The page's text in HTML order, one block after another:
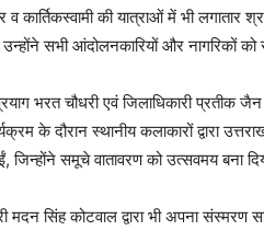
कार्तिकस्वामी की यात्राओं में भी
उन्होंने सभी आंदोलनकारियों और नागरिकों
भरत चौधरी एवं जिलाधिकारी प्रतीक
के दौरान स्थानीय कलाकारों द्वारा
जिन्होंने समूचे वातावरण को उत्सवमय बना
सिंह कोटवाल द्वारा भी अपना संस्मरण